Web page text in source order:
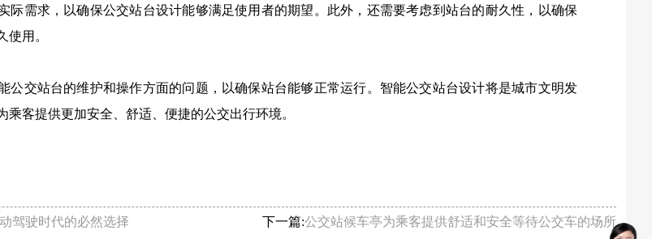
际需求，以确保公交站台设计能够满足使用者的期望。此外，还需要考虑到站台的耐久性，以确保
使用。
公交站台的维护和操作方面的问题，以确保站台能够正常运行。智能公交站台设计将是城市文明发
乘客提供更加安全、舒适、便捷的公交出行环境。
驾驶时代的必然选择 下一篇:公交站候车亭为乘客提供舒适和安全等待公交车的场所